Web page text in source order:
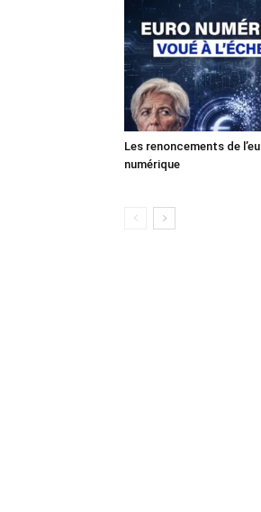
Les renoncements de
numérique